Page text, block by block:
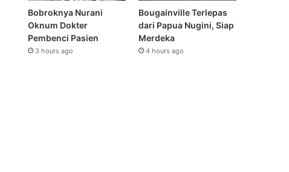
Bobroknya Nurani
Oknum Dokter
Pembenci Pasien
3 hours ago
Bougainville Terlepas
dari Papua Nugini, Siap
Merdeka
4 hours ago